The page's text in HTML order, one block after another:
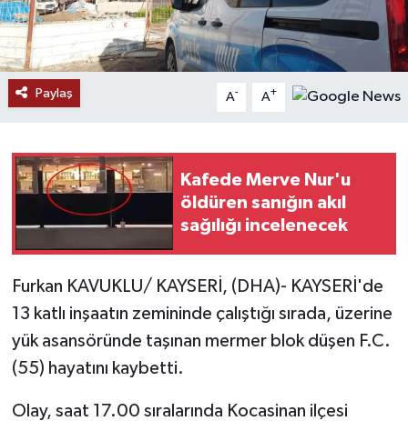
Paylaş A- A+
Kafede Merve Nur'u
öldüren sanığın akıl
sağılığı incelenecek
Furkan KAVUKLU/ KAYSERİ, (DHA)- KAYSERİ'de
13 katlı inşaatın zemininde çalıştığı sırada, üzerine
yük asansöründe taşınan mermer blok düşen F.C.
(55) hayatını kaybetti.
Olay, saat 17.00 sıralarında Kocasinan ilçesi
Genel
Gündem
Kültür Sanat
Magazin
Sağlık
Son Dakika
Yaşam